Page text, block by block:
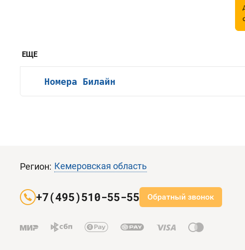
ЕЩЕ
Номера Билайн
Регион: Кемеровская область
+7(495)510-55-55 Обратный звонок